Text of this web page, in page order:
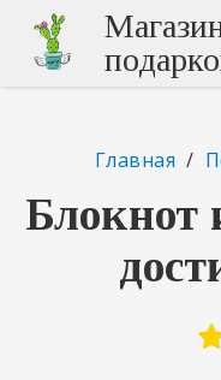
Главная /
Блокнот